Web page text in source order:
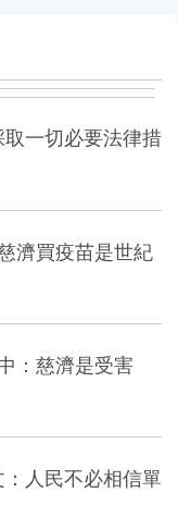
一切必要法律措
濟買疫苗是世紀
：慈濟是受害
人民不必相信單